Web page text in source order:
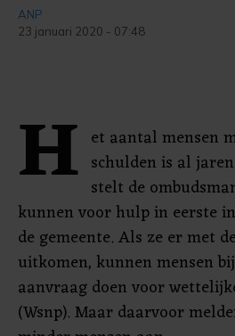
ANP
23 januari 2020 - 07:48
H et aantal mensen
schulden is al
stelt de
kunnen voor hulp in eerste
de gemeente. Als ze er met
uitkomen, kunnen mensen
aanvraag doen voor
(Wsnp). Maar daarvoor